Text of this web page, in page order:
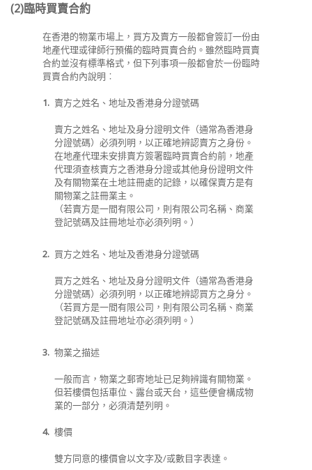
(2)臨時買賣合約
在香港的物業市場上，買方及賣方一般都會簽訂一份由
地產代理或律師行預備的臨時買賣合約。雖然臨時買賣
合約並沒有標準格式，但下列事項一般都會於一份臨時
買賣合約內說明︰
1. 賣方之姓名、地址及香港身分證號碼
賣方之姓名、地址及身分證明文件（通常為香港身
分證號碼）必須列明，以正確地辨認賣方之身份。
在地產代理未安排賣方簽署臨時買賣合約前，地產
代理須查核賣方之香港身分證或其他身份證明文件
及有關物業在土地註冊處的記錄，以確保賣方是有
關物業之註冊業主。
（若賣方是一間有限公司，則有限公司名稱、商業
登記號碼及註冊地址亦必須列明。）
2. 買方之姓名、地址及香港身分證號碼
買方之姓名、地址及身分證明文件（通常為香港身
分證號碼）必須列明，以正確地辨認買方之身分。
（若買方是一間有限公司，則有限公司名稱、商業
登記號碼及註冊地址亦必須列明。）
3. 物業之描述
一般而言，物業之郵寄地址已足夠辨識有關物業。
但若樓價包括車位、露台或天台，這些便會構成物
業的一部分，必須清楚列明。
4. 樓價
雙方同意的樓價會以文字及/或數目字表達。